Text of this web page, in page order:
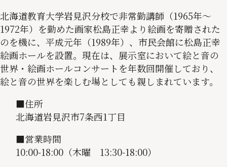
北海道教育大学岩見沢分校で非常勤講師（1965年～
1972年）を勤めた画家松島正幸より絵画を寄贈された
のを機に、平成元年（1989年）、市民会館に松島正幸
絵画ホールを設置。現在は、展示室において絵と音の
世界・絵画ホールコンサートを年数回開催しており、
絵と音の世界を楽しむ場としても親しまれています。
■住所
北海道岩見沢市7条西1丁目
■営業時間
10:00-18:00（木曜 13:30-18:00）